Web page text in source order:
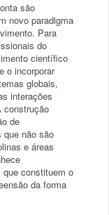
são
novo paradigma
Para
do
científico
o incorporar
globais,
interações
construção
de
que não são
e áreas
que constituem o
da forma